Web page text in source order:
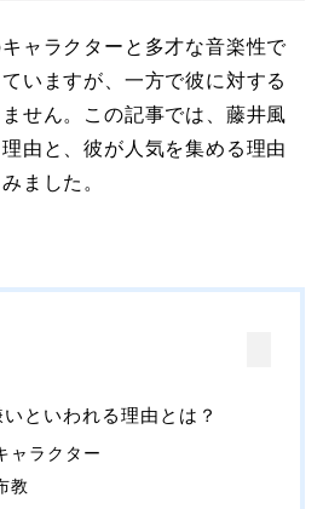
ャラクターと多才な音楽性で
いますが、一方で彼に対する
せん。この記事では、藤井風
由と、彼が人気を集める理由
ました。
といわれる理由とは？
ャラクター
教